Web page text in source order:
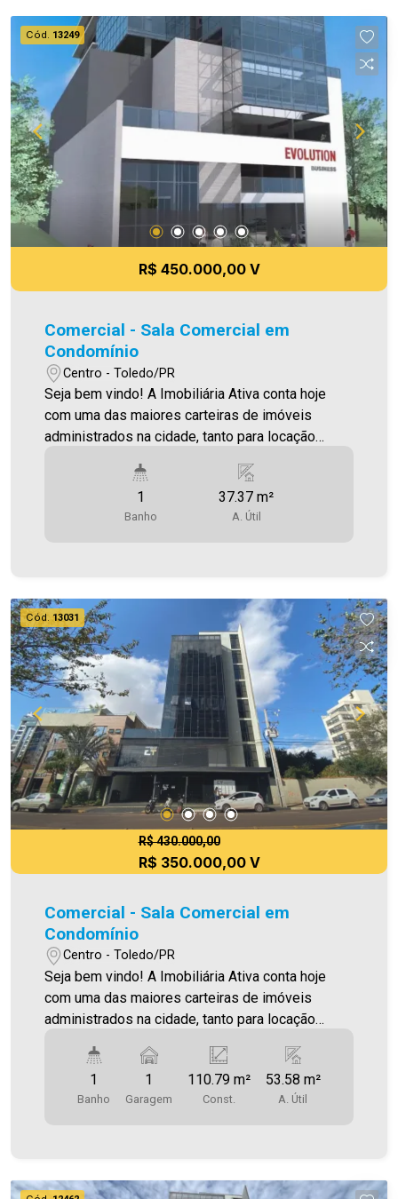
qualquer erro de digitação e/ou ortografia, bem
como alteração dos preços e imagens. Fotos
meramente ilustrativas.
Cód. 13249
R$ 450.000,00 V
Comercial - Sala Comercial em
Condomínio
Centro - Toledo/PR
Seja bem vindo! A Imobiliária Ativa conta hoje
com uma das maiores carteiras de imóveis
administrados na cidade, tanto para locação
,localizada no Centro. Área útil 37,37m² Aproveite
essa oportunidade! Imobiliária Ativa, sinta-se em
1
Banho
37.37 m²
A. Útil
Cód. 13031
R$ 430.000,00
R$ 350.000,00 V
Comercial - Sala Comercial em
Condomínio
Centro - Toledo/PR
Seja bem vindo! A Imobiliária Ativa conta hoje
com uma das maiores carteiras de imóveis
administrados na cidade, tanto para locação
opções! Sala Comercial localizada no Centro. **
OPORTUNIDADE DE R$430.000,00 POR
R$350.000,00** Área Útil 53,58m² Área total
1
Banho
1
Garagem
110.79 m²
Const.
53.58 m²
A. Útil